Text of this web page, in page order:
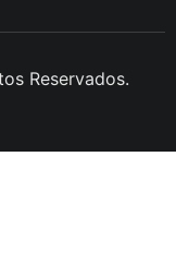
Reservados.